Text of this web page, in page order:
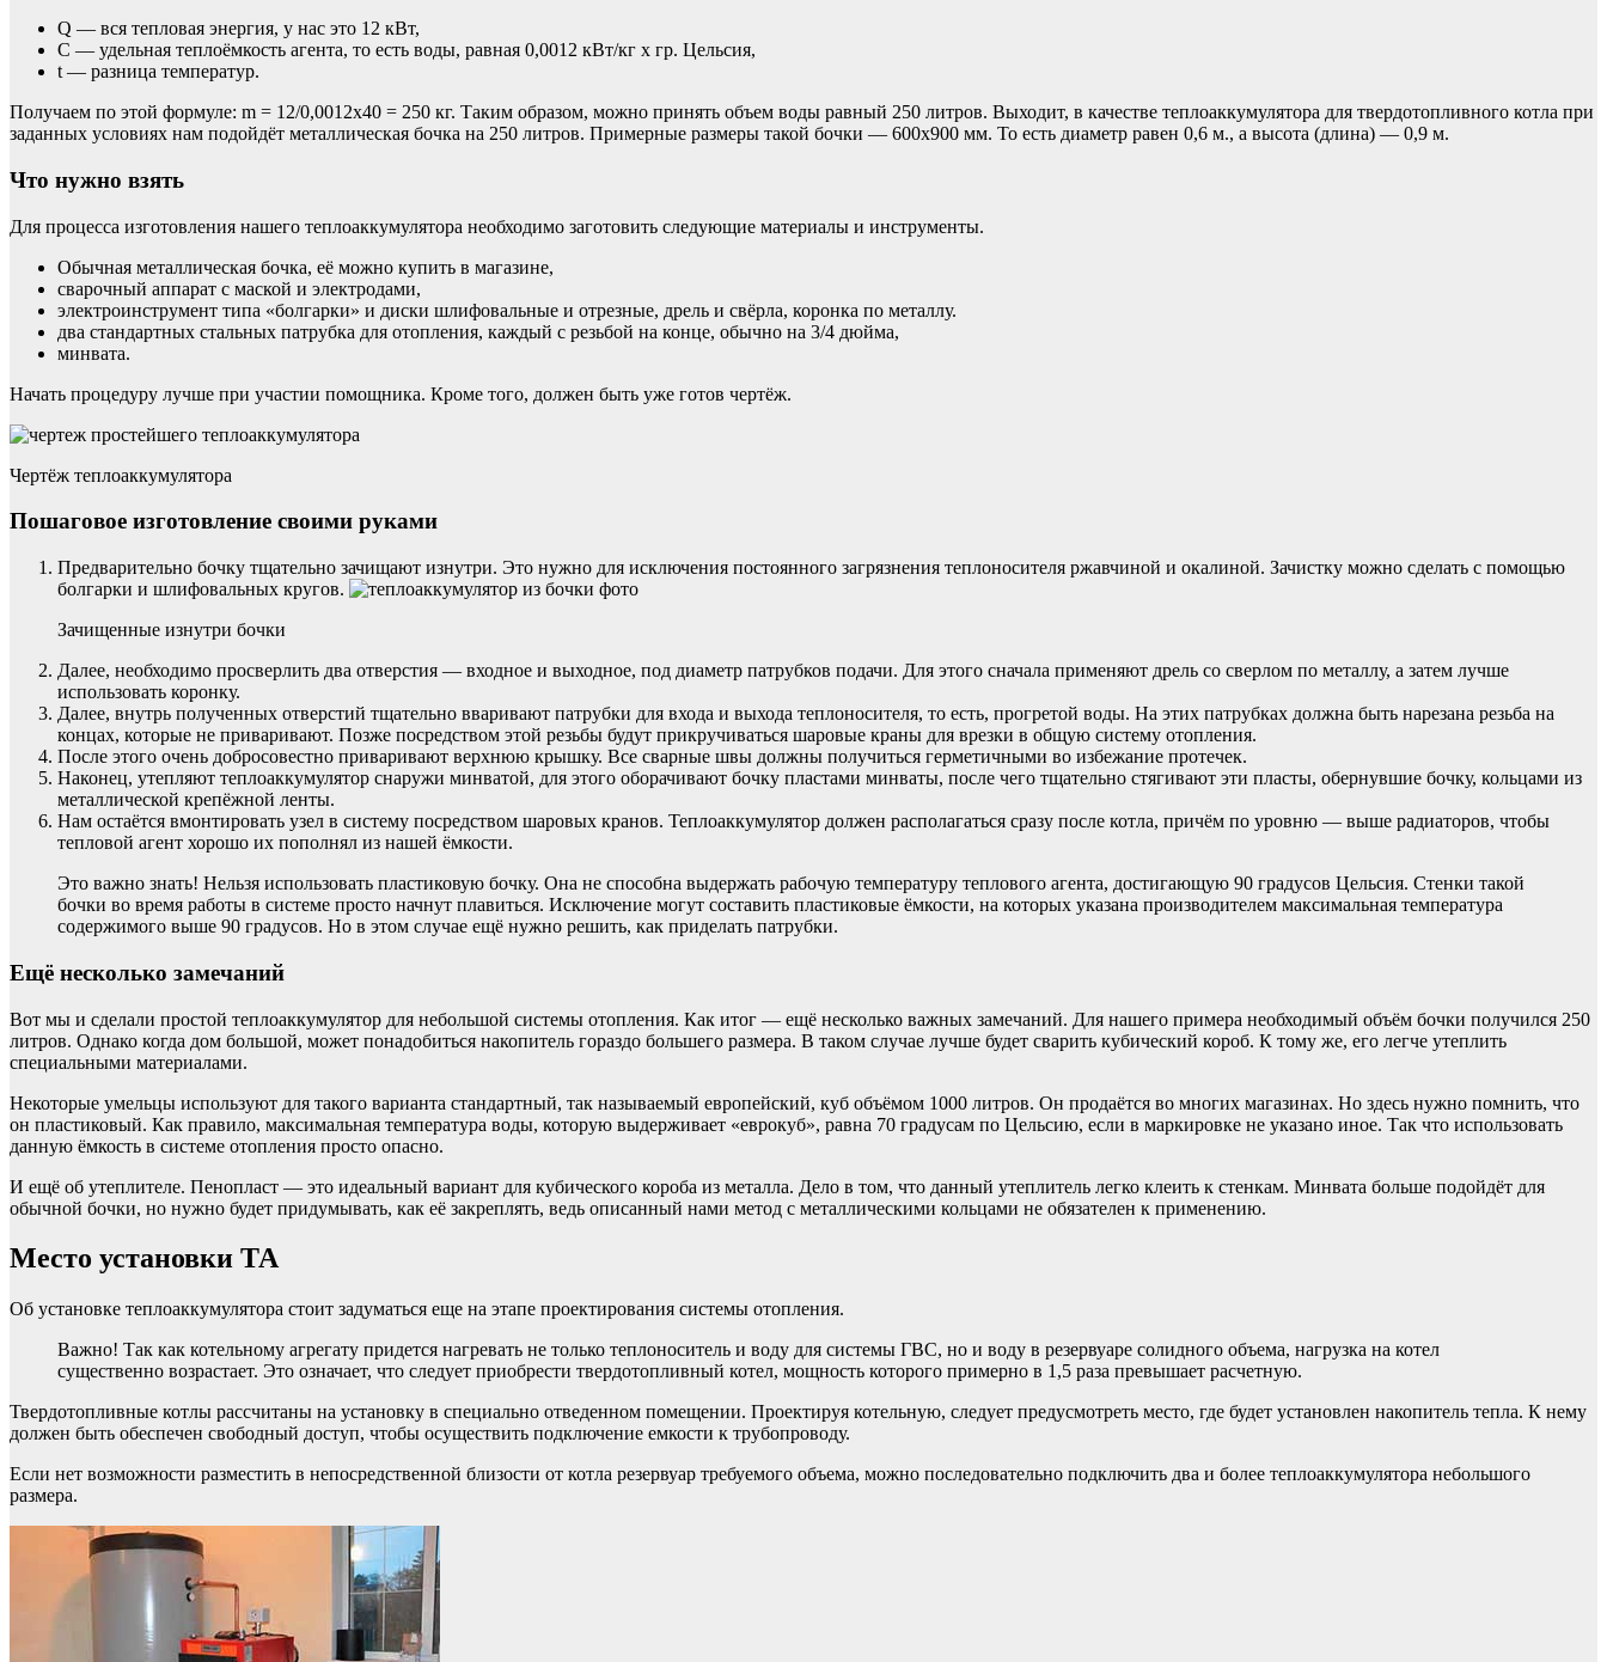
Q — вся тепловая энергия, у нас это 12 кВт,
С — удельная теплоёмкость агента, то есть воды, равная 0,0012 кВт/кг х гр. Цельсия,
t — разница температур.
Получаем по этой формуле: m = 12/0,0012х40 = 250 кг. Таким образом, можно принять объем воды равный 250 литров. Выходит, в качестве теплоаккумулятора для твердотопливного котла при
заданных условиях нам подойдёт металлическая бочка на 250 литров. Примерные размеры такой бочки — 600х900 мм. То есть диаметр равен 0,6 м., а высота (длина) — 0,9 м.
Что нужно взять
Для процесса изготовления нашего теплоаккумулятора необходимо заготовить следующие материалы и инструменты.
Обычная металлическая бочка, её можно купить в магазине,
сварочный аппарат с маской и электродами,
электроинструмент типа «болгарки» и диски шлифовальные и отрезные, дрель и свёрла, коронка по металлу.
два стандартных стальных патрубка для отопления, каждый с резьбой на конце, обычно на 3/4 дюйма,
минвата.
Начать процедуру лучше при участии помощника. Кроме того, должен быть уже готов чертёж.
Чертёж теплоаккумулятора
Пошаговое изготовление своими руками
Предварительно бочку тщательно зачищают изнутри. Это нужно для исключения постоянного загрязнения теплоносителя ржавчиной и окалиной. Зачистку можно сделать с помощью
болгарки и шлифовальных кругов.
Зачищенные изнутри бочки
Далее, необходимо просверлить два отверстия — входное и выходное, под диаметр патрубков подачи. Для этого сначала применяют дрель со сверлом по металлу, а затем лучше
использовать коронку.
Далее, внутрь полученных отверстий тщательно вваривают патрубки для входа и выхода теплоносителя, то есть, прогретой воды. На этих патрубках должна быть нарезана резьба на
концах, которые не приваривают. Позже посредством этой резьбы будут прикручиваться шаровые краны для врезки в общую систему отопления.
После этого очень добросовестно приваривают верхнюю крышку. Все сварные швы должны получиться герметичными во избежание протечек.
Наконец, утепляют теплоаккумулятор снаружи минватой, для этого оборачивают бочку пластами минваты, после чего тщательно стягивают эти пласты, обернувшие бочку, кольцами из
металлической крепёжной ленты.
Нам остаётся вмонтировать узел в систему посредством шаровых кранов. Теплоаккумулятор должен располагаться сразу после котла, причём по уровню — выше радиаторов, чтобы
тепловой агент хорошо их пополнял из нашей ёмкости.
Это важно знать! Нельзя использовать пластиковую бочку. Она не способна выдержать рабочую температуру теплового агента, достигающую 90 градусов Цельсия. Стенки такой
бочки во время работы в системе просто начнут плавиться. Исключение могут составить пластиковые ёмкости, на которых указана производителем максимальная температура
содержимого выше 90 градусов. Но в этом случае ещё нужно решить, как приделать патрубки.
Ещё несколько замечаний
Вот мы и сделали простой теплоаккумулятор для небольшой системы отопления. Как итог — ещё несколько важных замечаний. Для нашего примера необходимый объём бочки получился 250
литров. Однако когда дом большой, может понадобиться накопитель гораздо большего размера. В таком случае лучше будет сварить кубический короб. К тому же, его легче утеплить
специальными материалами.
Некоторые умельцы используют для такого варианта стандартный, так называемый европейский, куб объёмом 1000 литров. Он продаётся во многих магазинах. Но здесь нужно помнить, что
он пластиковый. Как правило, максимальная температура воды, которую выдерживает «еврокуб», равна 70 градусам по Цельсию, если в маркировке не указано иное. Так что использовать
данную ёмкость в системе отопления просто опасно.
И ещё об утеплителе. Пенопласт — это идеальный вариант для кубического короба из металла. Дело в том, что данный утеплитель легко клеить к стенкам. Минвата больше подойдёт для
обычной бочки, но нужно будет придумывать, как её закреплять, ведь описанный нами метод с металлическими кольцами не обязателен к применению.
Место установки ТА
Об установке теплоаккумулятора стоит задуматься еще на этапе проектирования системы отопления.
Важно! Так как котельному агрегату придется нагревать не только теплоноситель и воду для системы ГВС, но и воду в резервуаре солидного объема, нагрузка на котел
существенно возрастает. Это означает, что следует приобрести твердотопливный котел, мощность которого примерно в 1,5 раза превышает расчетную.
Твердотопливные котлы рассчитаны на установку в специально отведенном помещении. Проектируя котельную, следует предусмотреть место, где будет установлен накопитель тепла. К нему
должен быть обеспечен свободный доступ, чтобы осуществить подключение емкости к трубопроводу.
Если нет возможности разместить в непосредственной близости от котла резервуар требуемого объема, можно последовательно подключить два и более теплоаккумулятора небольшого
размера.